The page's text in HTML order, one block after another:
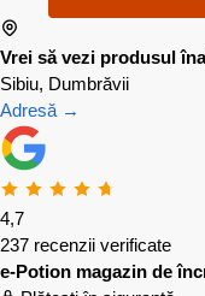
Vrei să vezi produsul
Sibiu, Dumbrăvii
Adresă →
4,7
237 recenzii verificate
e-Potion magazin de